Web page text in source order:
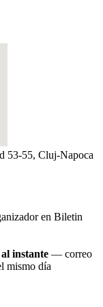
53-55, Cluj-Napoca
en Biletin
instante — correo
mismo día